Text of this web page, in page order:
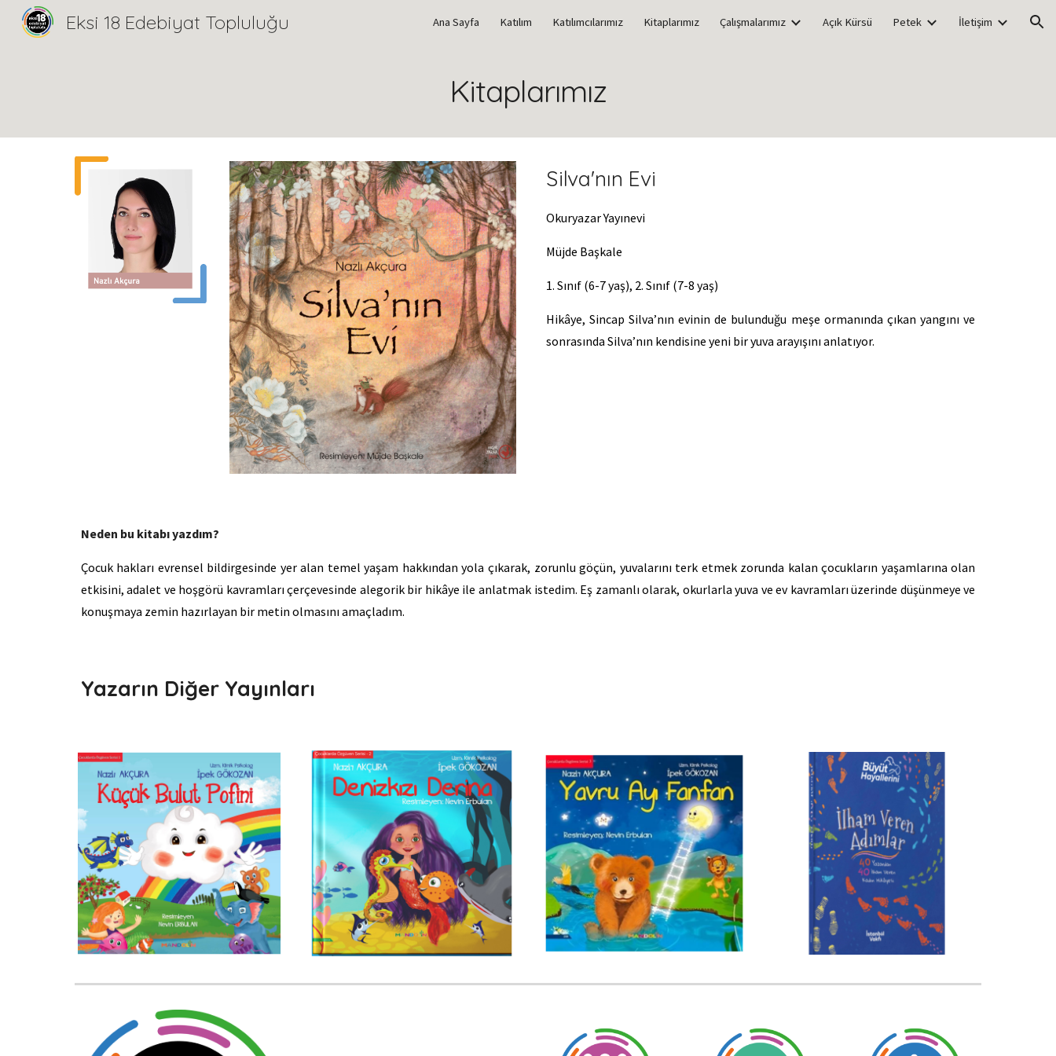
Skip to main content Skip to navigation
Eksi 18 Edebiyat Topluluğu Ana Sayfa Katılım Katılımcılarımız Kitaplarımız Çalışmalarımız Açık Kürsü Petek İletişim
Kitaplarımız
Silva'nın Evi
Okuryazar Yayınevi
Müjde Başkale
1. Sınıf (6-7 yaş), 2. Sınıf (7-8 yaş)
Hikâye, Sincap Silva’nın evinin de bulunduğu meşe ormanında çıkan yangını ve
sonrasında Silva’nın kendisine yeni bir yuva arayışını anlatıyor.
Neden bu kitabı yazdım?
Çocuk hakları evrensel bildirgesinde yer alan temel yaşam hakkından yola çıkarak, zorunlu göçün, yuvalarını terk etmek zorunda kalan çocukların yaşamlarına olan
etkisini, adalet ve hoşgörü kavramları çerçevesinde alegorik bir hikâye ile anlatmak istedim. Eş zamanlı olarak, okurlarla yuva ve ev kavramları üzerinde düşünmeye ve
konuşmaya zemin hazırlayan bir metin olmasını amaçladım.
Yazarın Diğer Yayınları